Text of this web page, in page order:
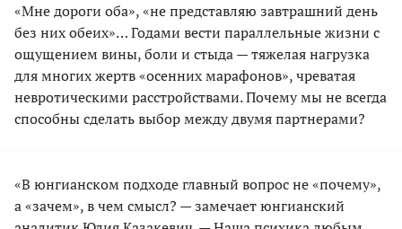
«Мне дороги оба», «не представляю завтрашний день
без них обеих»… Годами вести параллельные жизни с
ощущением вины, боли и стыда — тяжелая нагрузка
для многих жертв «осенних марафонов», чреватая
невротическими расстройствами. Почему мы не всегда
способны сделать выбор между двумя партнерами?
«В юнгианском подходе главный вопрос не «почему»,
а «зачем», в чем смысл? — замечает юнгианский